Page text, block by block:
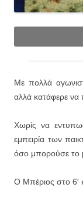
Με πολλά
αλλά κατάφερε να
Χωρίς να
εμπειρία των
όσο μπορούσε το
Ο Μπέριος στο 6′